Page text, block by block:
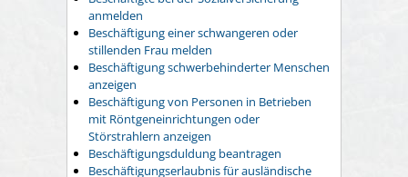
anmelden
Beschäftigung einer schwangeren oder
stillenden Frau melden
Beschäftigung schwerbehinderter Menschen
anzeigen
Beschäftigung von Personen in Betrieben
mit Röntgeneinrichtungen oder
Störstrahlern anzeigen
Beschäftigungsduldung beantragen
Beschäftigungserlaubnis für ausländische